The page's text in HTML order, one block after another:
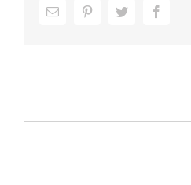
facebook
twitter
pinterest
Email